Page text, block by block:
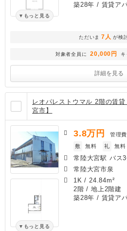
もっと見る
築28年 / 賃貸ア
ただいま 7人 が検
対象者全員に 20,000円 キ
詳細を見る
レオパレストウマル 2階の賃
宮市】
もっと見る
3.8万円 管理費
敷
無料 礼 無料
常陸大宮駅 バス
常陸大宮市泉
1K / 24.84m²
2階 / 地上2階建
築28年 / 賃貸ア